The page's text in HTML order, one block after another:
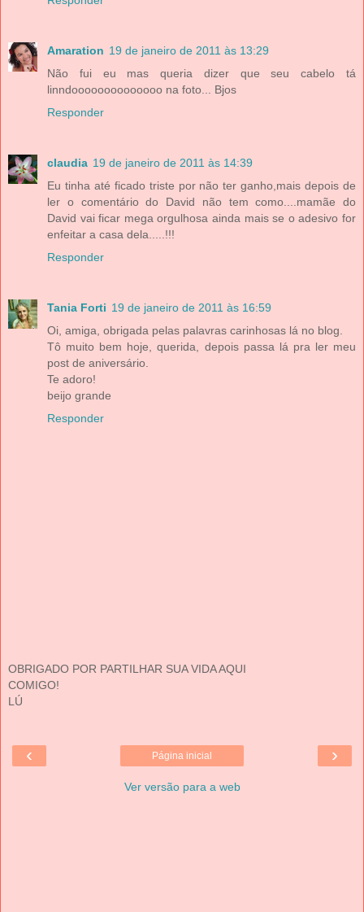
Amaration 19 de janeiro de 2011 às 13:29
Não fui eu mas queria dizer que seu cabelo tá
linndoooooooooooooo na foto... Bjos
Responder
claudia 19 de janeiro de 2011 às 14:39
Eu tinha até ficado triste por não ter ganho,mais depois de
ler o comentário do David não tem como....mamãe do
David vai ficar mega orgulhosa ainda mais se o adesivo for
enfeitar a casa dela.....!!!
Responder
Tania Forti 19 de janeiro de 2011 às 16:59
Oi, amiga, obrigada pelas palavras carinhosas lá no blog.
Tô muito bem hoje, querida, depois passa lá pra ler meu
post de aniversário.
Te adoro!
beijo grande
Responder
OBRIGADO POR PARTILHAR SUA VIDA AQUI
COMIGO!
LÚ
‹ ›
Página inicial
Ver versão para a web